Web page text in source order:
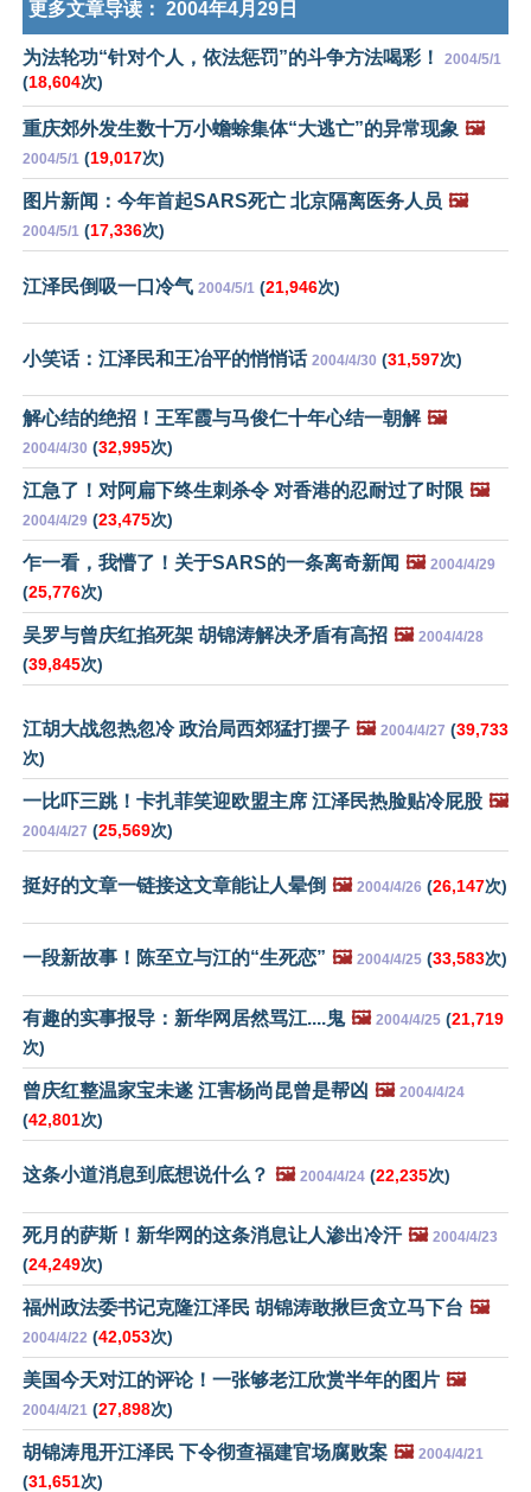
更多文章导读： 2004年4月29日
为法轮功“针对个人，依法惩罚”的斗争方法喝彩！ 2004/5/1
(18,604次)
重庆郊外发生数十万小蟾蜍集体“大逃亡”的异常现象 🖼️
2004/5/1 (19,017次)
图片新闻：今年首起SARS死亡 北京隔离医务人员 🖼️
2004/5/1 (17,336次)
江泽民倒吸一口冷气 2004/5/1 (21,946次)
小笑话：江泽民和王冶平的悄悄话 2004/4/30 (31,597次)
解心结的绝招！王军霞与马俊仁十年心结一朝解 🖼️
2004/4/30 (32,995次)
江急了！对阿扁下终生刺杀令 对香港的忍耐过了时限 🖼️
2004/4/29 (23,475次)
乍一看，我懵了！关于SARS的一条离奇新闻 🖼️ 2004/4/29
(25,776次)
吴罗与曾庆红掐死架 胡锦涛解决矛盾有高招 🖼️ 2004/4/28
(39,845次)
江胡大战忽热忽冷 政治局西郊猛打摆子 🖼️ 2004/4/27 (39,733
次)
一比吓三跳！卡扎菲笑迎欧盟主席 江泽民热脸贴冷屁股 🖼️
2004/4/27 (25,569次)
挺好的文章一链接这文章能让人晕倒 🖼️ 2004/4/26 (26,147次)
一段新故事！陈至立与江的“生死恋” 🖼️ 2004/4/25 (33,583次)
有趣的实事报导：新华网居然骂江....鬼 🖼️ 2004/4/25 (21,719
次)
曾庆红整温家宝未遂 江害杨尚昆曾是帮凶 🖼️ 2004/4/24
(42,801次)
这条小道消息到底想说什么？ 🖼️ 2004/4/24 (22,235次)
死月的萨斯！新华网的这条消息让人渗出冷汗 🖼️ 2004/4/23
(24,249次)
福州政法委书记克隆江泽民 胡锦涛敢揪巨贪立马下台 🖼️
2004/4/22 (42,053次)
美国今天对江的评论！一张够老江欣赏半年的图片 🖼️
2004/4/21 (27,898次)
胡锦涛甩开江泽民 下令彻查福建官场腐败案 🖼️ 2004/4/21
(31,651次)